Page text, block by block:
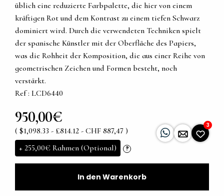
üblich eine reduzierte Farbpalette, die hier von einem
kräftigen Rot und dem Kontrast zu einem tiefen Schwarz
dominiert wird. Durch die verwendeten Techniken spielt
der spanische Künstler mit der Oberfläche des Papiers,
was die Rohheit der Komposition, die aus einer Reihe von
geometrischen Zeichen und Formen besteht, noch
verstärkt.
Ref : LCD6440
950,00€
( $1,098.33 - £814.12 - CHF 887,47 )
+ 255,00€ Rahmen (Optional) ?
3
In den Warenkorb